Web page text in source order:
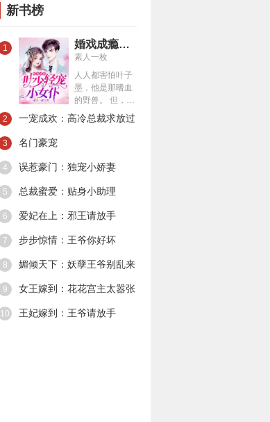
新书榜
1 婚戏成瘾：叶少轻宠小女仆
素人一枚
人人都害怕叶子
墨，他是那嗜血
的野兽。 但，夏
一涵觉得，他就
是个小恶魔。 第
象。 却只留下了
个恶魔般笑容，
一走了之。 第二
她禁锢。 你只能
懂么，小女仆。
2 一宠成欢：高冷总裁求放过
3 名门豪宠
4 误惹豪门：独宠小娇妻
5 总裁蜜爱：贴身小助理
6 爱妃在上：邪王请放手
7 步步惊情：王爷你好坏
8 媚倾天下：妖孽王爷别乱来
9 女王嫁到：花花宫主太嚣张
10 王妃嫁到：王爷请放手